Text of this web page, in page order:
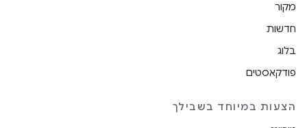
מקור
חדשות
בלוג
פודקאסטים
הצעות במיוחד בשבילך